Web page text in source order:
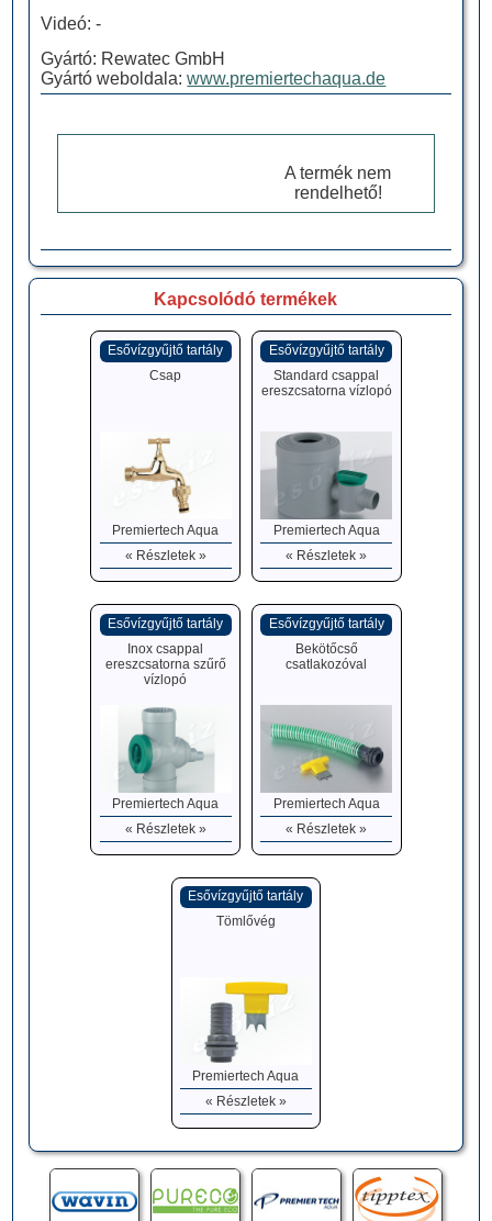
Videó: -
Gyártó: Rewatec GmbH
Gyártó weboldala:www.premiertechaqua.de
A termék nem
rendelhető!
Kapcsolódó termékek
Esővízgyűjtő tartály
Csap
Premiertech Aqua
« Részletek »
Esővízgyűjtő tartály
Standard csappal
ereszcsatorna vízlopó
Premiertech Aqua
« Részletek »
Esővízgyűjtő tartály
Inox csappal
ereszcsatorna szűrő
vízlopó
Premiertech Aqua
« Részletek »
Esővízgyűjtő tartály
Bekötőcső
csatlakozóval
Premiertech Aqua
« Részletek »
Esővízgyűjtő tartály
Tömlővég
Premiertech Aqua
« Részletek »